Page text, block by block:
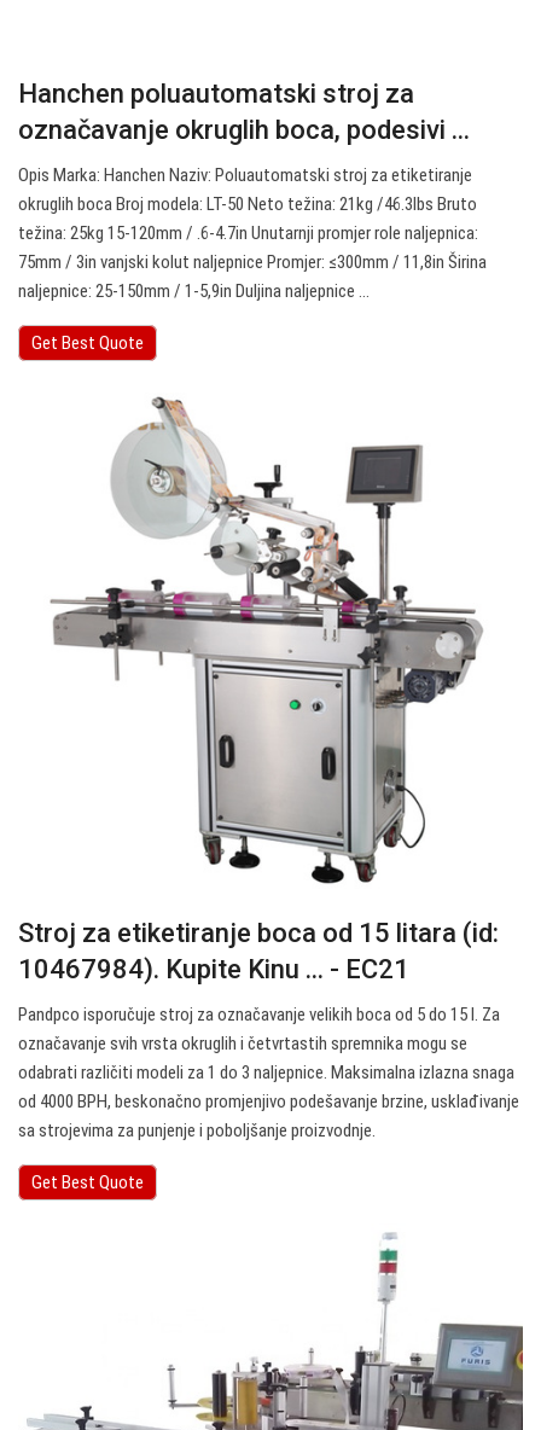
Hanchen poluautomatski stroj za
označavanje okruglih boca, podesivi ...
Opis Marka: Hanchen Naziv: Poluautomatski stroj za etiketiranje
okruglih boca Broj modela: LT-50 Neto težina: 21kg /46.3lbs Bruto
težina: 25kg 15-120mm / .6-4.7in Unutarnji promjer role naljepnica:
75mm / 3in vanjski kolut naljepnice Promjer: ≤300mm / 11,8in Širina
naljepnice: 25-150mm / 1-5,9in Duljina naljepnice ...
Get Best Quote
Stroj za etiketiranje boca od 15 litara (id:
10467984). Kupite Kinu ... - EC21
Pandpco isporučuje stroj za označavanje velikih boca od 5 do 15 l. Za
označavanje svih vrsta okruglih i četvrtastih spremnika mogu se
odabrati različiti modeli za 1 do 3 naljepnice. Maksimalna izlazna snaga
od 4000 BPH, beskonačno promjenjivo podešavanje brzine, usklađivanje
sa strojevima za punjenje i poboljšanje proizvodnje.
Get Best Quote